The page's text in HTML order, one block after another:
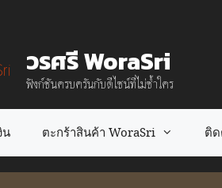
วรศรี WoraSri
ฟังก์ชันครบครันกับดีไซน์ที่ไม่ซ้ำใคร
น ตะกร้าสินค้า WoraSri ติ